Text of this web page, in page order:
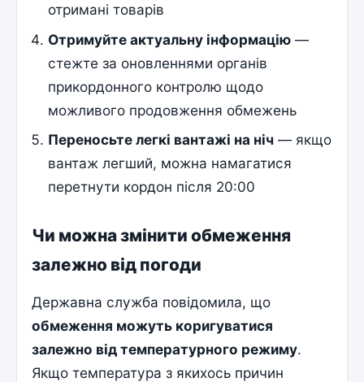
отримані товарів
Отримуйте актуальну інформацію —
стежте за оновленнями органів
прикордонного контролю щодо
можливого продовження обмежень
Переносьте легкі вантажі на ніч — якщо
вантаж легший, можна намагатися
перетнути кордон після 20:00
Чи можна змінити обмеження
залежно від погоди
Державна служба повідомила, що
обмеження можуть коригуватися
залежно від температурного режиму.
Якщо температура з якихось причин